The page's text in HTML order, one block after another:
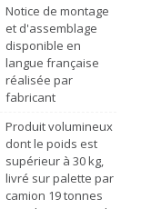
Notice de montage
et d'assemblage
disponible en
langue française
réalisée par
fabricant
Produit volumineux
dont le poids est
supérieur à 30 kg,
livré sur palette par
camion 19 tonnes